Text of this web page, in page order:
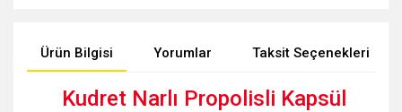
Ürün Bilgisi Yorumlar Taksit Seçenekleri
Kudret Narlı Propolisli Kapsül